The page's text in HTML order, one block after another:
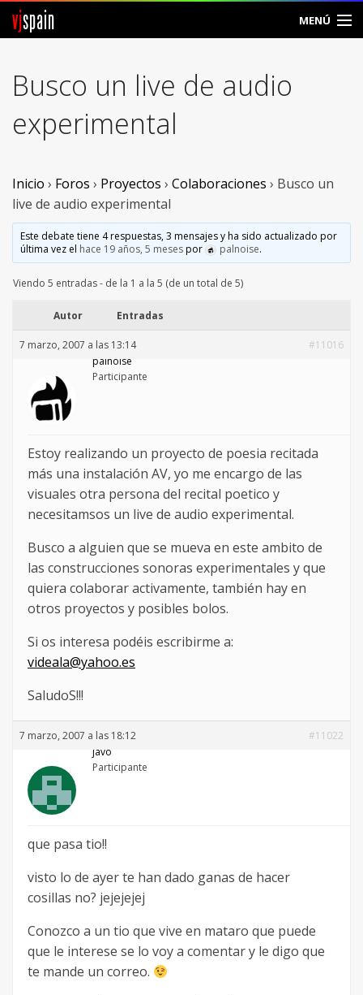
vjspain MENÚ
Foros
Noticias
Vjspain
Ayuda
Contacto
Entrar
Busco un live de audio
experimental
Inicio › Foros › Proyectos › Colaboraciones › Busco un
live de audio experimental
Este debate tiene 4 respuestas, 3 mensajes y ha sido actualizado por
última vez el hace 19 años, 5 mesespor palnoise.
Viendo 5 entradas - de la 1 a la 5 (de un total de 5)
Autor Entradas
7 marzo, 2007 a las 13:14
#11016
palnoise
Participante
Estoy realizando un proyecto de poesia recitada
más una instalación AV, yo me encargo de las
visuales otra persona del recital poetico y
necesitamsos un live de audio experimental.
Busco a alguien que se mueva en este ambito de
las construcciones sonoras experimentales y que
quiera colaborar activamente, también hay en
otros proyectos y posibles bolos.
Si os interesa podéis escribirme a:
videala@yahoo.es
SaludoS!!!
7 marzo, 2007 a las 18:12
#11022
javo
Participante
que pasa tio!!
visto lo de ayer te han dado ganas de hacer
cosillas no? jejejejej
Conozco a un tio que vive en mataro que puede
que le interese se lo voy a comentar y le digo que
te mande un correo.